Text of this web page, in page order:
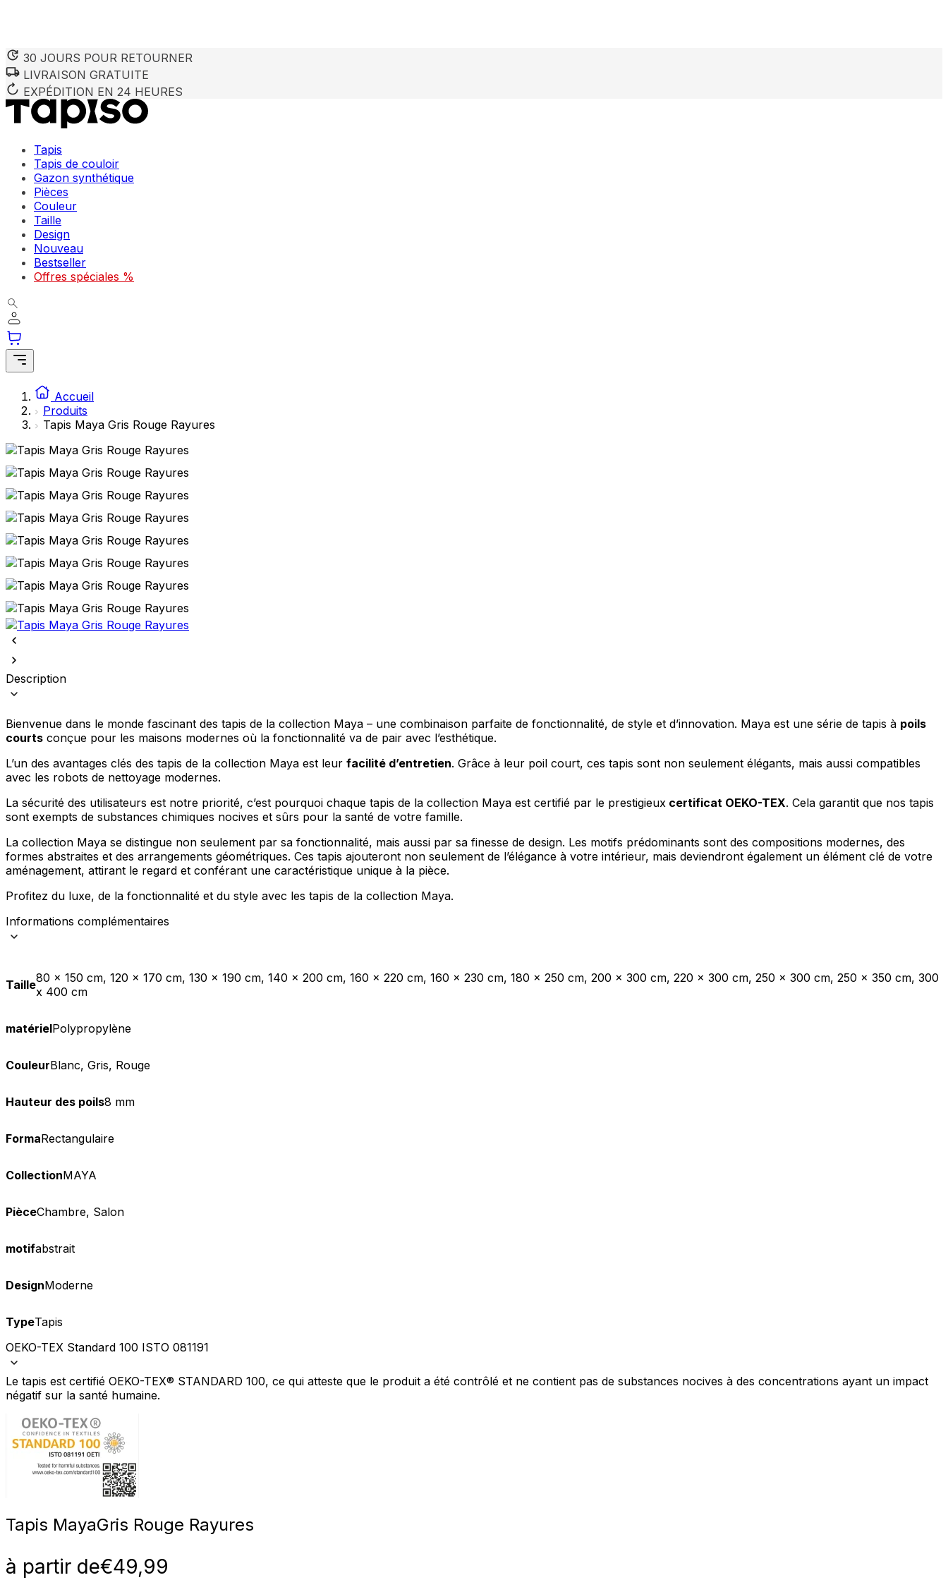
30 JOURS POUR RETOURNER
LIVRAISON GRATUITE
EXPÉDITION EN 24 HEURES
Tapis
Tapis de couloir
Gazon synthétique
Pièces
Couleur
Taille
Design
Nouveau
Bestseller
Offres spéciales %
Accueil
Produits
Tapis Maya Gris Rouge Rayures
Description
Bienvenue dans le monde fascinant des tapis de la collection Maya – une combinaison parfaite de fonctionnalité, de style et d’innovation. Maya est une série de tapis à poils
courts conçue pour les maisons modernes où la fonctionnalité va de pair avec l’esthétique.
L’un des avantages clés des tapis de la collection Maya est leur facilité d’entretien. Grâce à leur poil court, ces tapis sont non seulement élégants, mais aussi compatibles
avec les robots de nettoyage modernes.
La sécurité des utilisateurs est notre priorité, c’est pourquoi chaque tapis de la collection Maya est certifié par le prestigieux certificat OEKO-TEX. Cela garantit que nos tapis
sont exempts de substances chimiques nocives et sûrs pour la santé de votre famille.
La collection Maya se distingue non seulement par sa fonctionnalité, mais aussi par sa finesse de design. Les motifs prédominants sont des compositions modernes, des
formes abstraites et des arrangements géométriques. Ces tapis ajouteront non seulement de l’élégance à votre intérieur, mais deviendront également un élément clé de votre
aménagement, attirant le regard et conférant une caractéristique unique à la pièce.
Profitez du luxe, de la fonctionnalité et du style avec les tapis de la collection Maya.
Informations complémentaires
Taille80 x 150 cm, 120 x 170 cm, 130 x 190 cm, 140 x 200 cm, 160 x 220 cm, 160 x 230 cm, 180 x 250 cm, 200 x 300 cm, 220 x 300 cm, 250 x 300 cm, 250 x 350 cm, 300
x 400 cm
matérielPolypropylène
CouleurBlanc, Gris, Rouge
Hauteur des poils8 mm
FormaRectangulaire
CollectionMAYA
PièceChambre, Salon
motifabstrait
DesignModerne
TypeTapis
OEKO-TEX Standard 100 ISTO 081191
Le tapis est certifié OEKO-TEX® STANDARD 100, ce qui atteste que le produit a été contrôlé et ne contient pas de substances nocives à des concentrations ayant un impact
négatif sur la santé humaine.
Tapis MayaGris Rouge Rayures
à partir de€49,99
partenaires peuvent combiner ces informations avec d'autres données que vous leur avez fournies ou qu'ils ont collectées lors de votre
Les cookies liés aux préférences permettent au site de se souvenir des informations qui modifient l'apparence ou le fonctionnement du site,